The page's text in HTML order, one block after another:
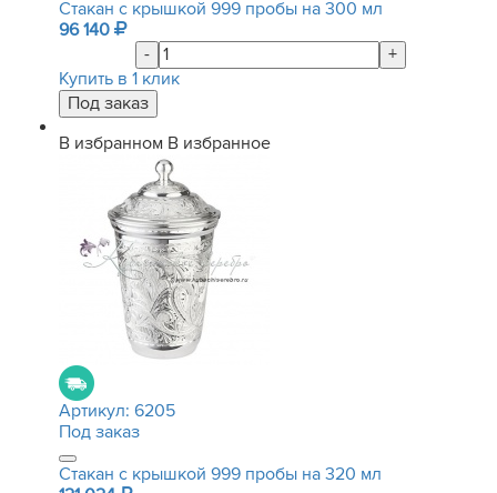
Стакан с крышкой 999 пробы на 300 мл
96 140
-
+
Купить в 1 клик
В избранном В избранное
Артикул: 6205
Под заказ
Стакан с крышкой 999 пробы на 320 мл